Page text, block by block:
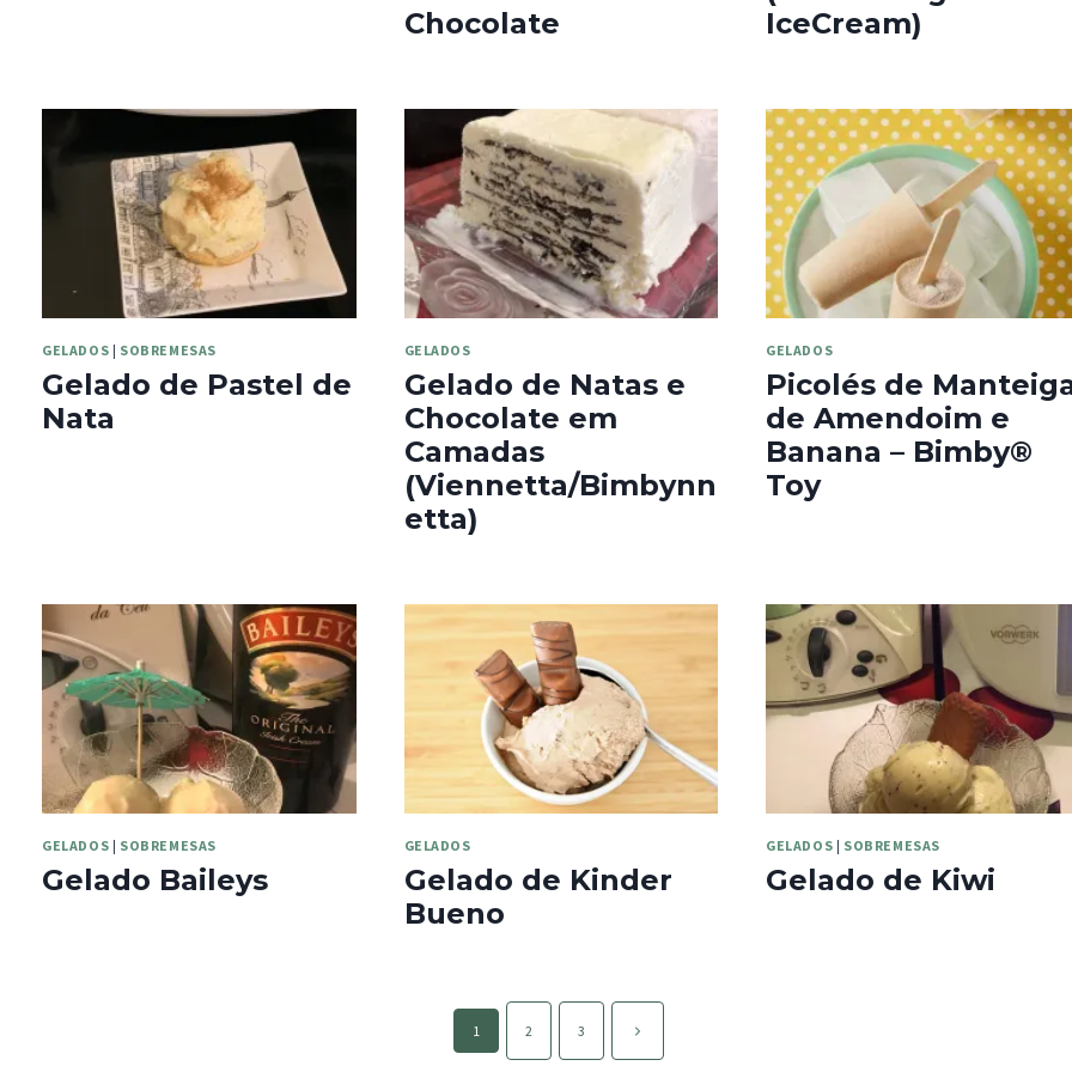
Chocolate
IceCream)
GELADOS | SOBREMESAS
Gelado de Pastel de
Nata
GELADOS
Gelado de Natas e
Chocolate em
Camadas
(Viennetta/Bimbynn
etta)
GELADOS
Picolés de
de Amendoim e
Banana – Bimby®
Toy
GELADOS | SOBREMESAS
Gelado Baileys
GELADOS
Gelado de Kinder
Bueno
GELADOS | SOBREMESAS
Gelado de Kiwi
1 2 3
Página
seguinte